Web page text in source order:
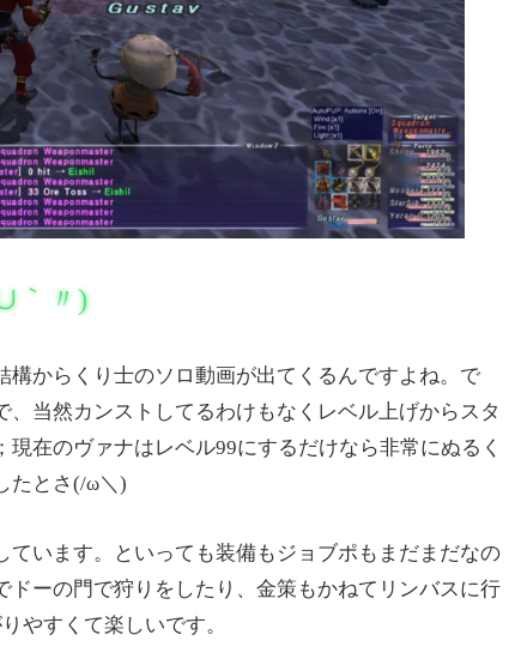
〃)ゞ
からくり士のソロ動画が出てくるんですよね。で
当然カンストしてるわけもなくレベル上げからスタ
在のヴァナはレベル99にするだけなら非常にぬるく
たとさ(/ω＼)
います。といっても装備もジョブポもまだまだなの
ーの門で狩りをしたり、金策もかねてリンバスに行
やすくて楽しいです。